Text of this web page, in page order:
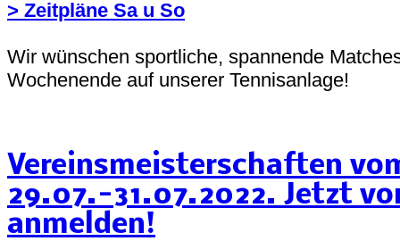
> Zeitpläne Sa u So
Wir wünschen sportliche, spannende
Wochenende auf unserer Tennisanlage!
Vereinsmeisterschaften
29.07.-31.07.2022. Jetzt
anmelden!